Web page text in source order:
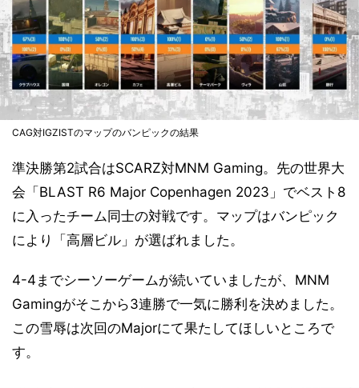
CAG対IGZISTのマップのバンピックの結果
準決勝第2試合はSCARZ対MNM Gaming。先の世界大
会「BLAST R6 Major Copenhagen 2023」でベスト8
に入ったチーム同士の対戦です。マップはバンピック
により「高層ビル」が選ばれました。
4-4までシーソーゲームが続いていましたが、MNM
Gamingがそこから3連勝で一気に勝利を決めました。
この雪辱は次回のMajorにて果たしてほしいところで
す。